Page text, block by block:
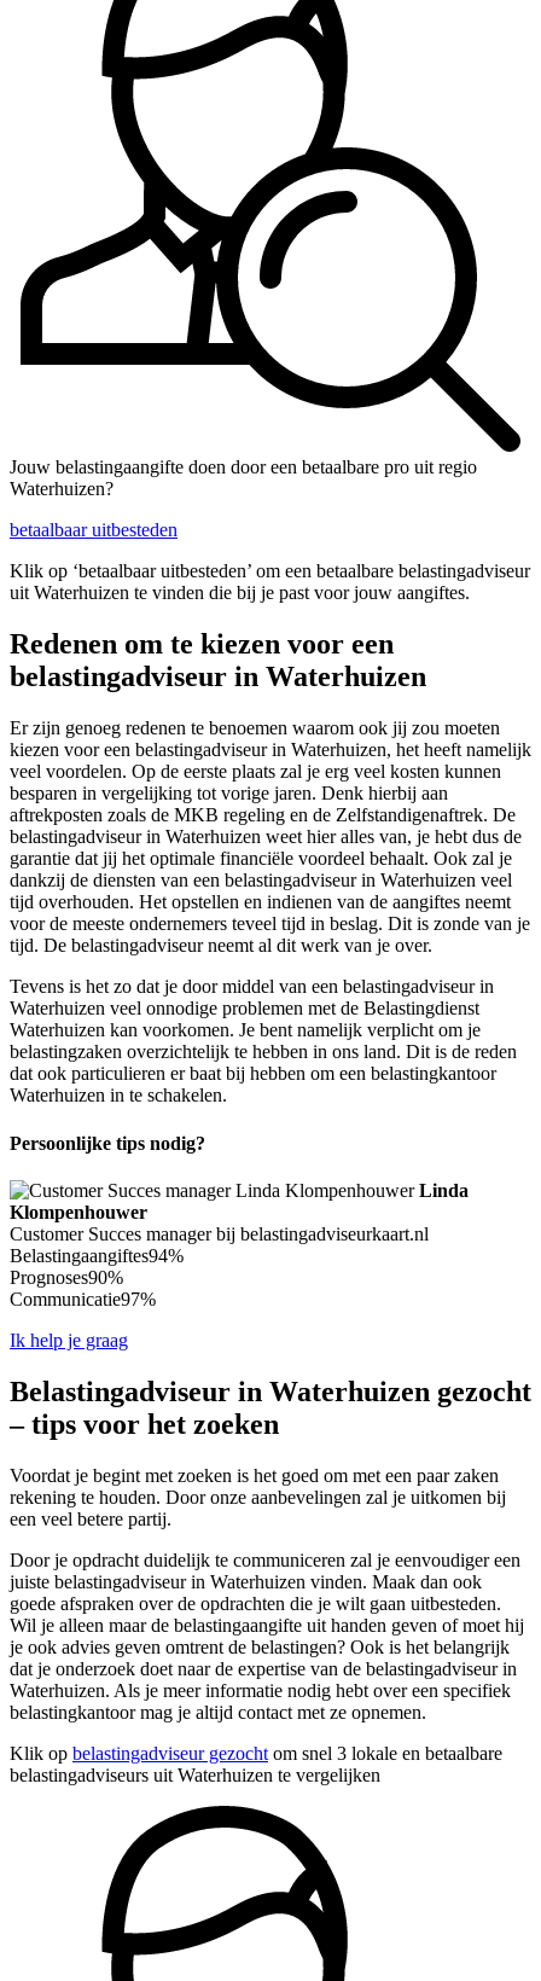
Jouw belastingaangifte doen door een betaalbare pro uit regio
Waterhuizen?
betaalbaar uitbesteden
Klik op ‘betaalbaar uitbesteden’ om een betaalbare belastingadviseur
uit Waterhuizen te vinden die bij je past voor jouw aangiftes.
Redenen om te kiezen voor een
belastingadviseur in Waterhuizen
Er zijn genoeg redenen te benoemen waarom ook jij zou moeten
kiezen voor een belastingadviseur in Waterhuizen, het heeft namelijk
veel voordelen. Op de eerste plaats zal je erg veel kosten kunnen
besparen in vergelijking tot vorige jaren. Denk hierbij aan
aftrekposten zoals de MKB regeling en de Zelfstandigenaftrek. De
belastingadviseur in Waterhuizen weet hier alles van, je hebt dus de
garantie dat jij het optimale financiële voordeel behaalt. Ook zal je
dankzij de diensten van een belastingadviseur in Waterhuizen veel
tijd overhouden. Het opstellen en indienen van de aangiftes neemt
voor de meeste ondernemers teveel tijd in beslag. Dit is zonde van je
tijd. De belastingadviseur neemt al dit werk van je over.
Tevens is het zo dat je door middel van een belastingadviseur in
Waterhuizen veel onnodige problemen met de Belastingdienst
Waterhuizen kan voorkomen. Je bent namelijk verplicht om je
belastingzaken overzichtelijk te hebben in ons land. Dit is de reden
dat ook particulieren er baat bij hebben om een belastingkantoor
Waterhuizen in te schakelen.
Persoonlijke tips nodig?
Linda
Klompenhouwer
Customer Succes manager bij belastingadviseurkaart.nl
Belastingaangiftes94%
Prognoses90%
Communicatie97%
Ik help je graag
Belastingadviseur in Waterhuizen gezocht
– tips voor het zoeken
Voordat je begint met zoeken is het goed om met een paar zaken
rekening te houden. Door onze aanbevelingen zal je uitkomen bij
een veel betere partij.
Door je opdracht duidelijk te communiceren zal je eenvoudiger een
juiste belastingadviseur in Waterhuizen vinden. Maak dan ook
goede afspraken over de opdrachten die je wilt gaan uitbesteden.
Wil je alleen maar de belastingaangifte uit handen geven of moet hij
je ook advies geven omtrent de belastingen? Ook is het belangrijk
dat je onderzoek doet naar de expertise van de belastingadviseur in
Waterhuizen. Als je meer informatie nodig hebt over een specifiek
belastingkantoor mag je altijd contact met ze opnemen.
Klik op belastingadviseur gezocht om snel 3 lokale en betaalbare
belastingadviseurs uit Waterhuizen te vergelijken